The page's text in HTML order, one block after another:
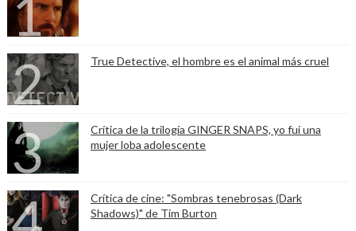
True Detective, el hombre es el animal más cruel
Crítica de la trilogía GINGER SNAPS, yo fui una
mujer loba adolescente
Crítica de cine: "Sombras tenebrosas (Dark
Shadows)" de Tim Burton